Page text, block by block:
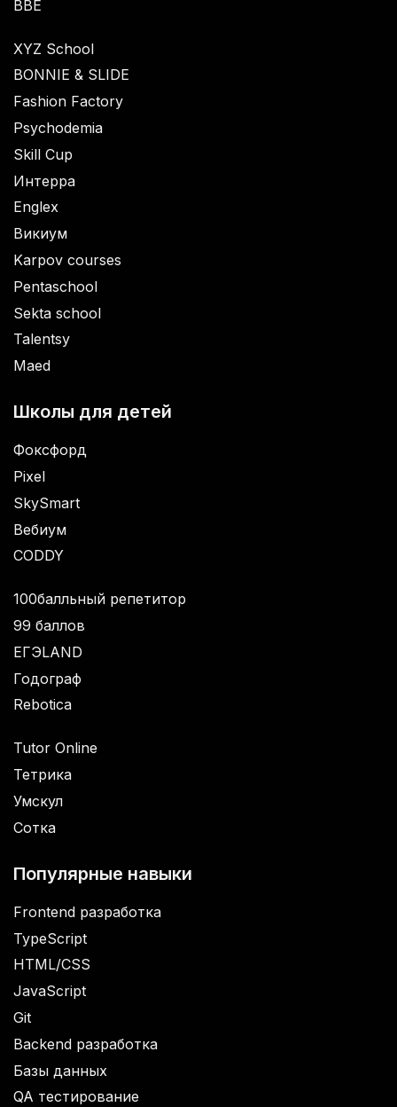
BBE
XYZ School
BONNIE & SLIDE
Fashion Factory
Psychodemia
Skill Cup
Интерра
Englex
Викиум
Karpov courses
Pentaschool
Sekta school
Talentsy
Maed
Школы для детей
Фоксфорд
Pixel
SkySmart
Вебиум
CODDY
100балльный репетитор
99 баллов
ЕГЭLAND
Годограф
Rebotica
Tutor Online
Тетрика
Умскул
Сотка
Популярные навыки
Frontend разработка
TypeScript
HTML/CSS
JavaScript
Git
Backend разработка
Базы данных
QA тестирование